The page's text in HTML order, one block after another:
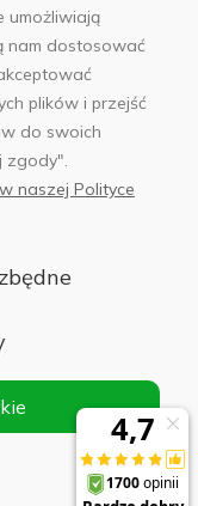
własnością:
176, NIP
umożliwiają
nam dostosować
plików i przejść
do swoich
zgody".
naszej Polityce